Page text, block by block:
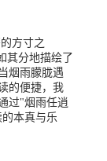
方寸之
其分地描绘了
烟雨朦胧遇
的便捷，我
过"烟雨任逍
本真与乐